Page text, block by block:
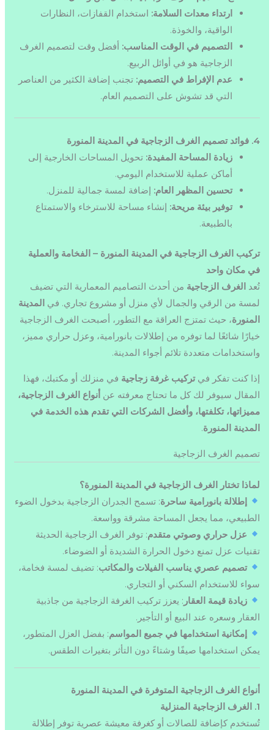
ارتداء معدات السلامة: استخدام القفازات، النظارات
الواقية، والخوذة.
التصميم في الوقت المناسب: أفضل وقت لتصميم الغرف
الزجاجية هو في أوائل الربيع.
عدم الإفراط في التصميم: تجنب إضافة الكثير من العناصر
التي قد تشوش على التصميم العام.
4. فوائد تصميم الغرف الزجاجية في المدينة المنورة
زيادة المساحة المفيدة: تحويل المساحات الخارجية إلى
أماكن عملية للاستخدام اليومي.
تحسين المظهر العام: إضافة لمسة جمالية للمنزل.
توفير بيئة مريحة: إنشاء مساحة للاسترخاء والاستمتاع
بالطبيعة.
تركيب الغرف الزجاجية في المدينة المنورة – الفخامة والعملية
في مكان واحد
تُعد الغرف الزجاجية من أحدث التصاميم المعمارية التي تضيف
لمسة من الرقي والجمال لأي منزل أو مشروع تجاري. في المدينة
المنورة، حيث تمتزج العراقة مع التطور، أصبحت الغرف الزجاجية
خيارًا شائعًا لما توفره من إطلالات بانورامية، وعزل حراري مميز،
واستخدامات متعددة تلائم أجواء المدينة.
إذا كنت تفكر فيتركيب غرفة زجاجية في منزلك أو مكتبك، فهذا
المقال سيوفر لك كل ما تحتاج معرفته عن أنواع الغرف الزجاجية،
مميزاتها، تكلفتها، وأفضل الشركات التي تقدم هذه الخدمة في
المدينة المنورة.
تصميم الغرف الزجاجية
لماذا تختار الغرف الزجاجية في المدينة المنورة؟
إطلالة بانورامية ساحرة: تسمح الجدران الزجاجية بدخول الضوء
الطبيعي، مما يجعل المساحة مشرقة وواسعة.
عزل حراري وصوتي متقدم: توفر الغرف الزجاجية الحديثة
تقنيات عزل تمنع دخول الحرارة الشديدة أو الضوضاء.
تصميم عصري يناسب الفيلات والمكاتب: تضيف لمسة فخامة،
سواء للاستخدام السكني أو التجاري.
زيادة قيمة العقار : يعزز تركيب الغرفة الزجاجية من جاذبية
العقار وسعره عند البيع أو التأجير.
إمكانية استخدامها في جميع المواسم: بفضل العزل المتطور،
يمكن استخدامها صيفًا وشتاءً دون التأثر بتغيرات الطقس.
أنواع الغرف الزجاجية المتوفرة في المدينة المنورة
1. الغرف الزجاجية المنزلية
تُستخدم كإضافة للصالات أو كغرفة معيشة عصرية توفر إطلالة